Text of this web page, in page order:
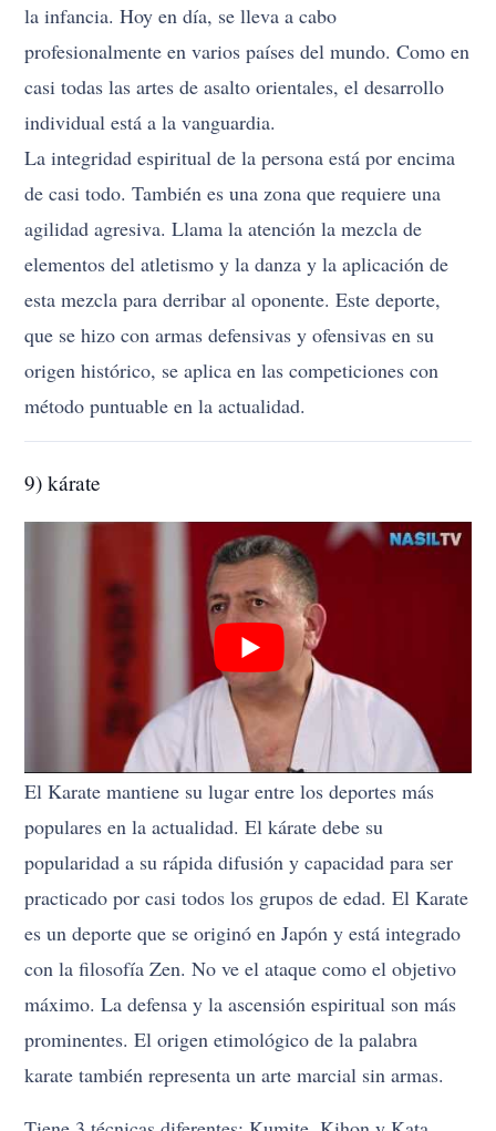
la infancia. Hoy en día, se lleva a cabo
profesionalmente en varios países del mundo. Como en
casi todas las artes de asalto orientales, el desarrollo
individual está a la vanguardia.
La integridad espiritual de la persona está por encima
de casi todo. También es una zona que requiere una
agilidad agresiva. Llama la atención la mezcla de
elementos del atletismo y la danza y la aplicación de
esta mezcla para derribar al oponente. Este deporte,
que se hizo con armas defensivas y ofensivas en su
origen histórico, se aplica en las competiciones con
método puntuable en la actualidad.
9) kárate
El Karate mantiene su lugar entre los deportes más
populares en la actualidad. El kárate debe su
popularidad a su rápida difusión y capacidad para ser
practicado por casi todos los grupos de edad. El Karate
es un deporte que se originó en Japón y está integrado
con la filosofía Zen. No ve el ataque como el objetivo
máximo. La defensa y la ascensión espiritual son más
prominentes. El origen etimológico de la palabra
karate también representa un arte marcial sin armas.